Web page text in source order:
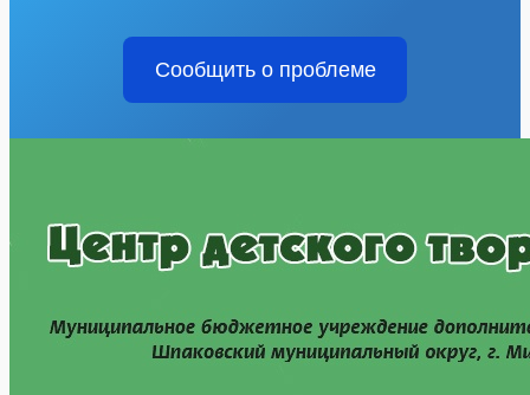
Сообщить о проблеме